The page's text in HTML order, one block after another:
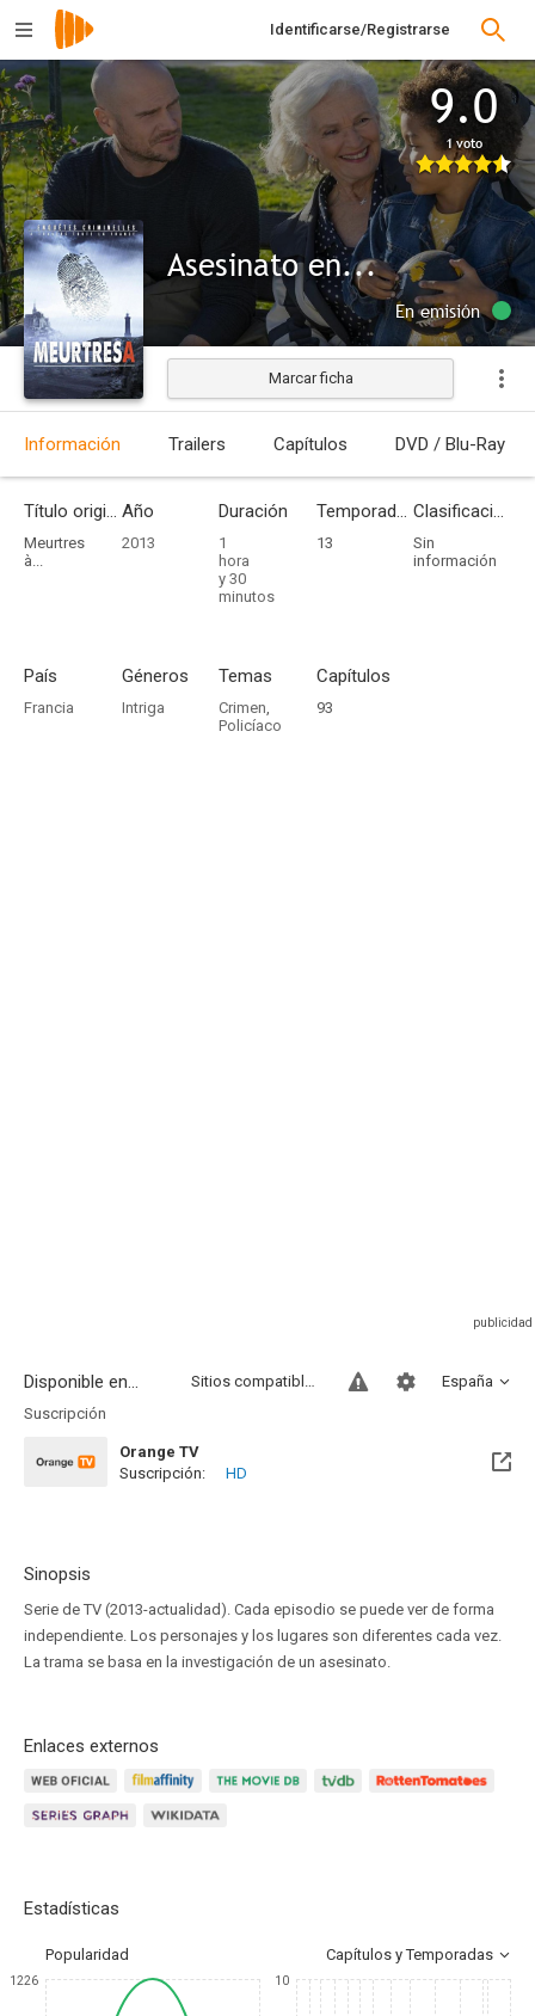
Identificarse/Registrarse
9.0
1 voto
Asesinato en...
En emisión
Marcar ficha
Información Trailers Capítulos DVD / Blu-Ray
Título original
Meurtres
à...
Año
2013
Duración
1
hora
y 30
minutos
Temporadas
13
Clasificación por edades
Sin
información
País
Francia
Géneros
Intriga
Temas
Crimen,
Policíaco
Capítulos
93
Disponible en... España
Sitios compatibles
Suscripción
Orange TV
Disponible hasta el Sab, 01 Ene 2028 (Queda 1 año)
Suscripción: HD
Sinopsis
Serie de TV (2013-actualidad). Cada episodio se puede ver de forma
independiente. Los personajes y los lugares son diferentes cada vez.
La trama se basa en la investigación de un asesinato.
Enlaces externos
Estadísticas
Popularidad Capítulos y Temporadas
1226 10